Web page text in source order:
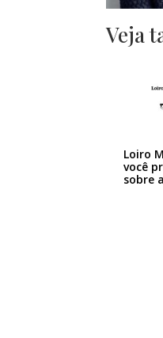
Veja
Loiro
você
sobre